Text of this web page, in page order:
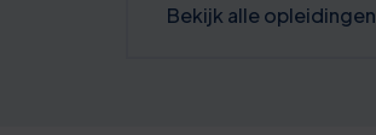
Bekijk alle opleidingen